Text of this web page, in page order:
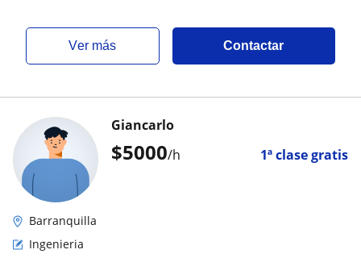
ver más Contactar
$5000/h 1ª clase gratis
Giancarlo
Barranquilla
Ingenieria